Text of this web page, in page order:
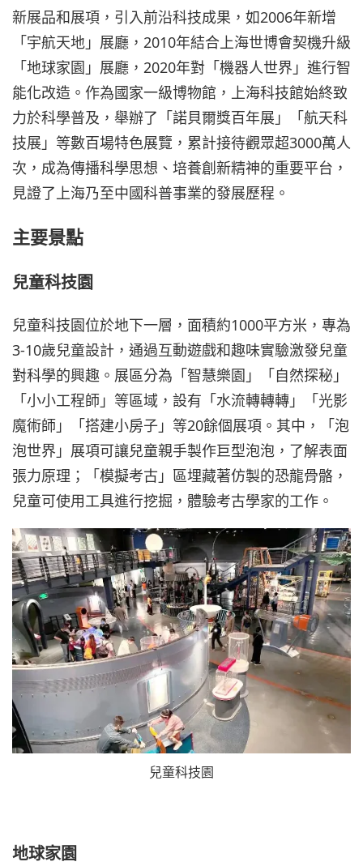
新展品和展項，引入前沿科技成果，如2006年新增
「宇航天地」展廳，2010年結合上海世博會契機升級
「地球家園」展廳，2020年對「機器人世界」進行智
能化改造。作為國家一級博物館，上海科技館始終致
力於科學普及，舉辦了「諾貝爾獎百年展」「航天科
技展」等數百場特色展覽，累計接待觀眾超3000萬人
次，成為傳播科學思想、培養創新精神的重要平台，
見證了上海乃至中國科普事業的發展歷程。
主要景點
兒童科技園
兒童科技園位於地下一層，面積約1000平方米，專為
3-10歲兒童設計，通過互動遊戲和趣味實驗激發兒童
對科學的興趣。展區分為「智慧樂園」「自然探秘」
「小小工程師」等區域，設有「水流轉轉轉」「光影
魔術師」「搭建小房子」等20餘個展項。其中，「泡
泡世界」展項可讓兒童親手製作巨型泡泡，了解表面
張力原理；「模擬考古」區埋藏著仿製的恐龍骨骼，
兒童可使用工具進行挖掘，體驗考古學家的工作。
兒童科技園
地球家園